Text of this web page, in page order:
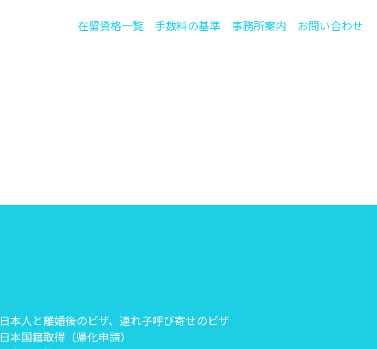
在留資格一覧 手数料の基準 事務所案内 お問い合わせ
日本人と離婚後のビザ、連れ子呼び寄せのビザ
日本国籍取得（帰化申請）